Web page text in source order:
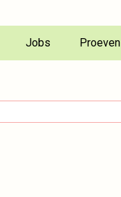
Jobs Proeven